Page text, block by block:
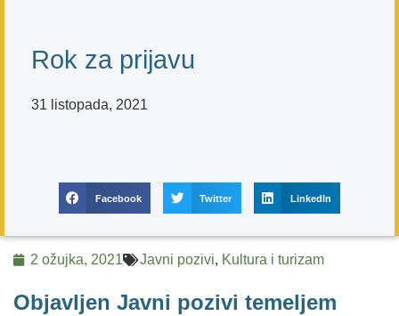
Rok za prijavu
31 listopada, 2021
Facebook Twitter LinkedIn
2 ožujka, 2021 Javni pozivi, Kultura i turizam
Objavljen Javni pozivi temeljem